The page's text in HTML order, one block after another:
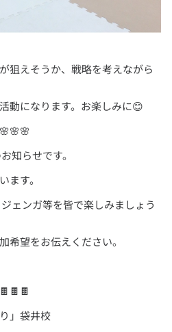
狙えそうか、戦略を考えながら
ェンガ等を皆で楽しみましょう